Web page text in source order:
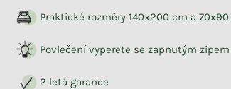
Praktické rozměry 140x200 cm a
Povlečení vyperete se zapnutým zipem
2 letá garance